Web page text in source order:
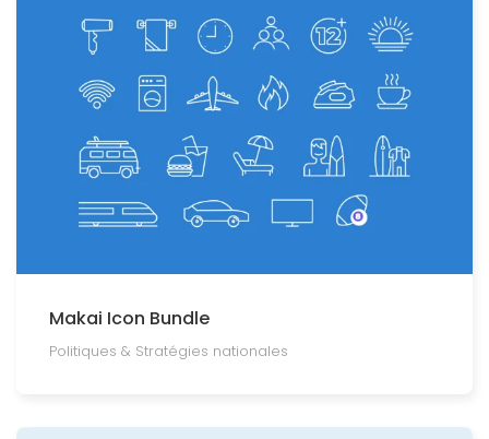
Makai Icon Bundle
Politiques & Stratégies nationales